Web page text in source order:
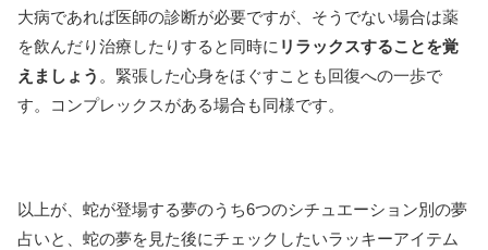
大病であれば医師の診断が必要ですが、そうでない場合は薬
を飲んだり治療したりすると同時に リラックスすることを覚
えましょう 。緊張した心身をほぐすことも回復への一歩で
す。コンプレックスがある場合も同様です。
以上が、蛇が登場する夢のうち6つのシチュエーション別の夢
占いと、蛇の夢を見た後にチェックしたいラッキーアイテム